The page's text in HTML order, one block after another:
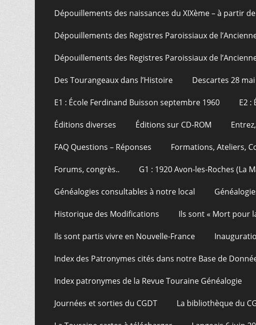
Dépouillements des naissances du XIXème – à partir
Dépouillements des Registres Paroissiaux de
Dépouillements des Registres Paroissiaux de
Des Tourangeaux dans l’Histoire Descartes 28
E1 : École Ferdinand Buisson septembre 1960 E2 :
Éditions diverses Éditions sur CD-ROM
FAQ Questions – Réponses Formations, Ateliers,
Forums, congrès.. G1 : 1920 Avon-les-Roches (La
Généalogies consultables à notre local
Historique des Modifications Ils sont « Mort pour
Ils sont partis vivre en Nouvelle-France
Index des Patronymes cités dans notre Base de
Index patronymes de la Revue Touraine Généalogie
Journées et sorties du CGDT La bibliothèque du